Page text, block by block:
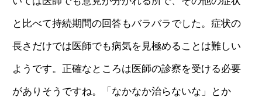
と比べて持続期間の回答もバラバラでした。症状の
長さだけでは医師でも病気を見極めることは難しい
ようです。正確なところは医師の診察を受ける必要
がありそうですね。「なかなか治らないな」とか